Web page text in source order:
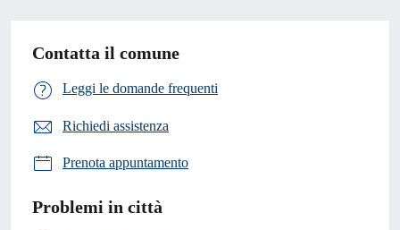
Contatta il comune
Leggi le domande frequenti
Richiedi assistenza
Prenota appuntamento
Problemi in città